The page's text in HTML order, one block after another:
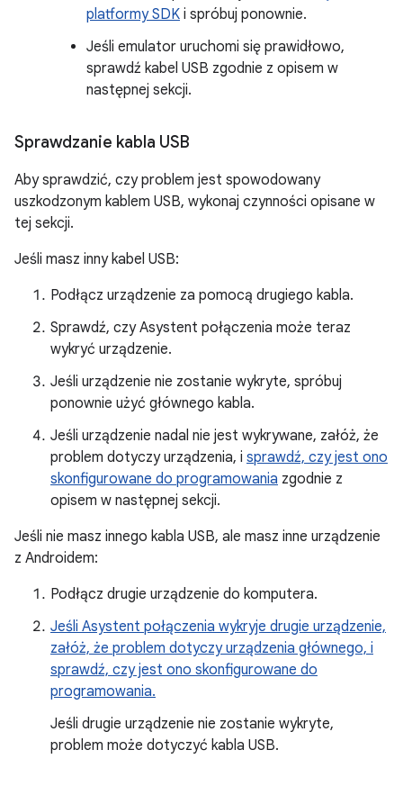
platformy SDK i spróbuj ponownie.
Jeśli emulator uruchomi się prawidłowo,
sprawdź kabel USB zgodnie z opisem w
następnej sekcji.
Sprawdzanie kabla USB
Aby sprawdzić, czy problem jest spowodowany
uszkodzonym kablem USB, wykonaj czynności opisane w
tej sekcji.
Jeśli masz inny kabel USB:
Podłącz urządzenie za pomocą drugiego kabla.
Sprawdź, czy Asystent połączenia może teraz
wykryć urządzenie.
Jeśli urządzenie nie zostanie wykryte, spróbuj
ponownie użyć głównego kabla.
Jeśli urządzenie nadal nie jest wykrywane, załóż, że
problem dotyczy urządzenia, i sprawdź, czy jest ono
skonfigurowane do programowania zgodnie z
opisem w następnej sekcji.
Jeśli nie masz innego kabla USB, ale masz inne urządzenie
z Androidem:
Podłącz drugie urządzenie do komputera.
Jeśli Asystent połączenia wykryje drugie urządzenie,
załóż, że problem dotyczy urządzenia głównego, i
sprawdź, czy jest ono skonfigurowane do
programowania.
Jeśli drugie urządzenie nie zostanie wykryte,
problem może dotyczyć kabla USB.